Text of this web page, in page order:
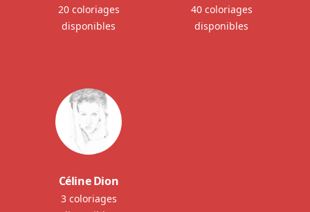
20 coloriages
disponibles
40 coloriages
disponibles
Céline Dion
3 coloriages